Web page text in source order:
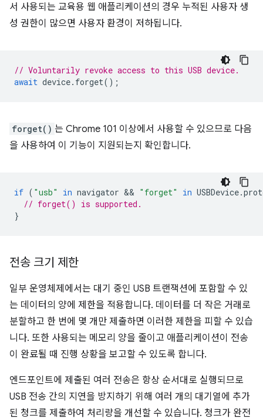
서 사용되는 교육용 웹 애플리케이션의 경우 누적된 사용자 생
성 권한이 많으면 사용자 환경이 저하됩니다.
// Voluntarily revoke access to this USB device.
await device. forget();
forget() 는 Chrome 101 이상에서 사용할 수 있으므로 다음
을 사용하여 이 기능이 지원되는지 확인합니다.
if ( "usb" in navigator && "forget" in USBDevice.
// forget() is supported.
}
전송 크기 제한
일부 운영체제에서는 대기 중인 USB 트랜잭션에 포함할 수 있
는 데이터의 양에 제한을 적용합니다. 데이터를 더 작은 거래로
분할하고 한 번에 몇 개만 제출하면 이러한 제한을 피할 수 있습
니다. 또한 사용되는 메모리 양을 줄이고 애플리케이션이 전송
이 완료될 때 진행 상황을 보고할 수 있도록 합니다.
엔드포인트에 제출된 여러 전송은 항상 순서대로 실행되므로
USB 전송 간의 지연을 방지하기 위해 여러 개의 대기열에 추가
된 청크를 제출하여 처리량을 개선할 수 있습니다. 청크가 완전